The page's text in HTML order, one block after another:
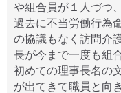
や組合員が１人づつ
過去に不当労働行為
の協議もなく訪問介
長が今まで一度も組
初めての理事長名の
が出てきて職員と向